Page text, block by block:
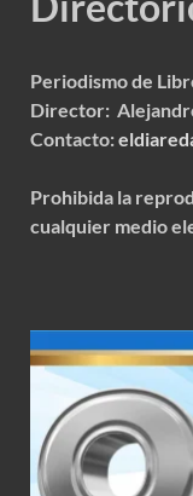
Periodismo de
Director:
Contacto:
Prohibida la
cualquier medio